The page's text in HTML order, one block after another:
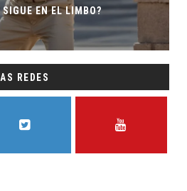
SIGUE EN EL LIMBO?
REDES